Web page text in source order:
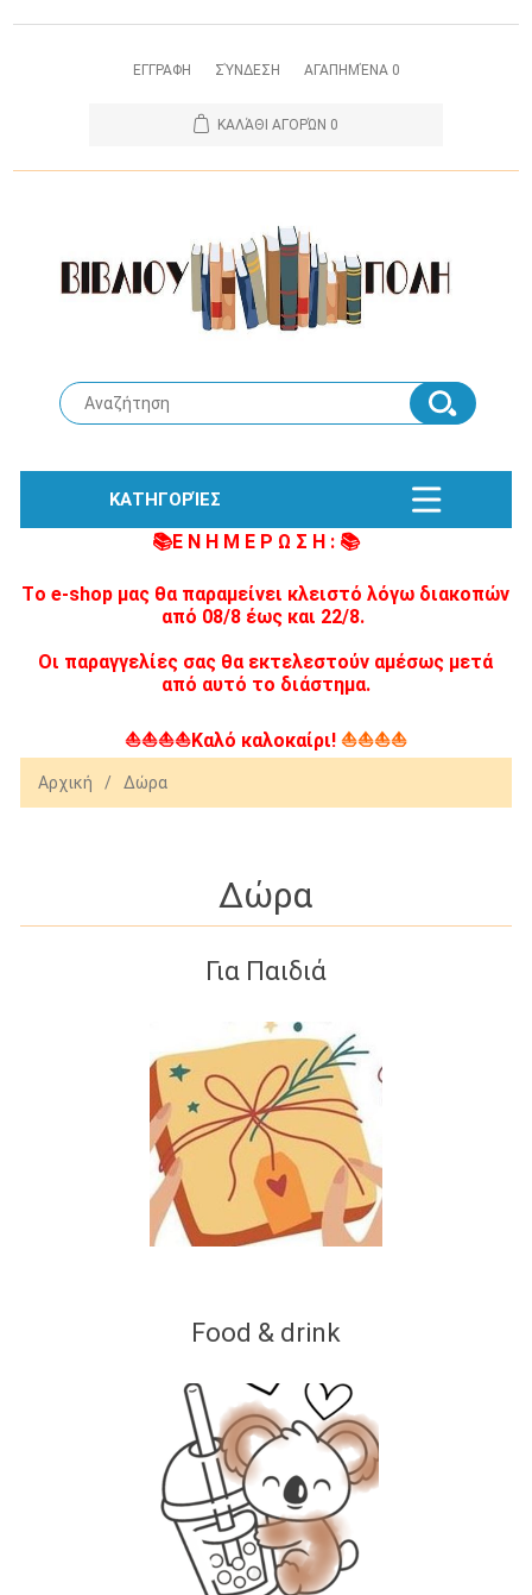
ΕΓΓΡΑΦΗ ΣΎΝΔΕΣΗ ΑΓΑΠΗΜΈΝΑ 0
ΚΑΛΆΘΙ ΑΓΟΡΏΝ 0
ΚΑΤΗΓΟΡΊΕΣ
📚Ε Ν Η Μ Ε Ρ Ω Σ Η : 📚
Tο e-shop μας θα παραμείνει κλειστό λόγω διακοπών
από 08/8 έως και 22/8.
Οι παραγγελίες σας θα εκτελεστούν αμέσως μετά
από αυτό το διάστημα.
⛵⛵⛵⛵Καλό καλοκαίρι! ⛵⛵⛵⛵
Αρχική / Δώρα
Δώρα
Για Παιδιά
Food & drink